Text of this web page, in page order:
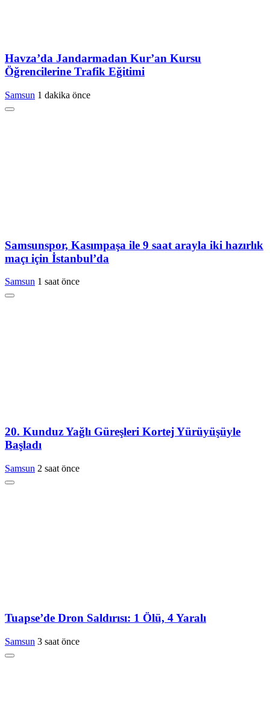
Havza’da Jandarmadan Kur’an Kursu
Öğrencilerine Trafik Eğitimi
Samsun 1 dakika önce
Samsunspor, Kasımpaşa ile 9 saat arayla iki hazırlık
maçı için İstanbul’da
Samsun 1 saat önce
20. Kunduz Yağlı Güreşleri Kortej Yürüyüşüyle
Başladı
Samsun 2 saat önce
Tuapse’de Dron Saldırısı: 1 Ölü, 4 Yaralı
Samsun 3 saat önce